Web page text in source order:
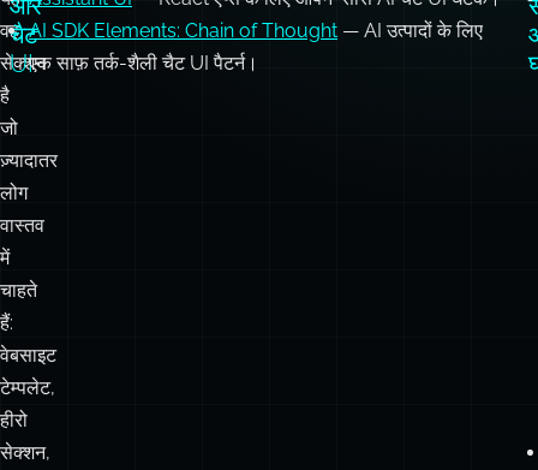
वह
सेक्शन
है
जो
ज़्यादातर
लोग
वास्तव
में
चाहते
हैं:
वेबसाइट
टेम्पलेट,
हीरो
सेक्शन,
चैट
UI
AI SDK Elements: Chain of Thought — AI उत्पादों के लिए
एक साफ़ तर्क-शैली चैट UI पैटर्न।